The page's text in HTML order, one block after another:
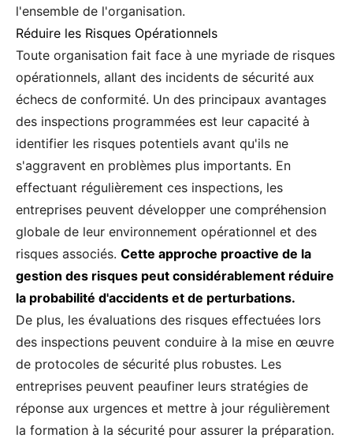
l'ensemble de l'organisation.
Réduire les Risques Opérationnels
Toute organisation fait face à une myriade de risques
opérationnels, allant des incidents de sécurité aux
échecs de conformité. Un des principaux avantages
des inspections programmées est leur capacité à
identifier les risques potentiels avant qu'ils ne
s'aggravent en problèmes plus importants. En
effectuant régulièrement ces inspections, les
entreprises peuvent développer une compréhension
globale de leur environnement opérationnel et des
risques associés. Cette approche proactive de la
gestion des risques peut considérablement réduire
la probabilité d'accidents et de perturbations.
De plus, les évaluations des risques effectuées lors
des inspections peuvent conduire à la mise en œuvre
de protocoles de sécurité plus robustes. Les
entreprises peuvent peaufiner leurs stratégies de
réponse aux urgences et mettre à jour régulièrement
la formation à la sécurité pour assurer la préparation.